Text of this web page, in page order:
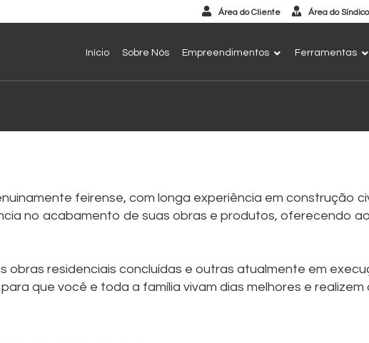
Área do Cliente Área do Síndico
Início Sobre Nós Empreendimentos Ferramentas
feirense, com longa experiência em construção
no acabamento de suas obras e produtos, oferecendo
obras residenciais concluídas e outras atualmente em
que você e toda a família vivam dias melhores e